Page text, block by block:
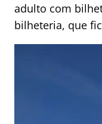
adulto com
bilheteria, que